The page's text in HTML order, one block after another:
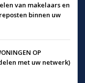
van makelaars en
binnen uw
OP
met uw netwerk)